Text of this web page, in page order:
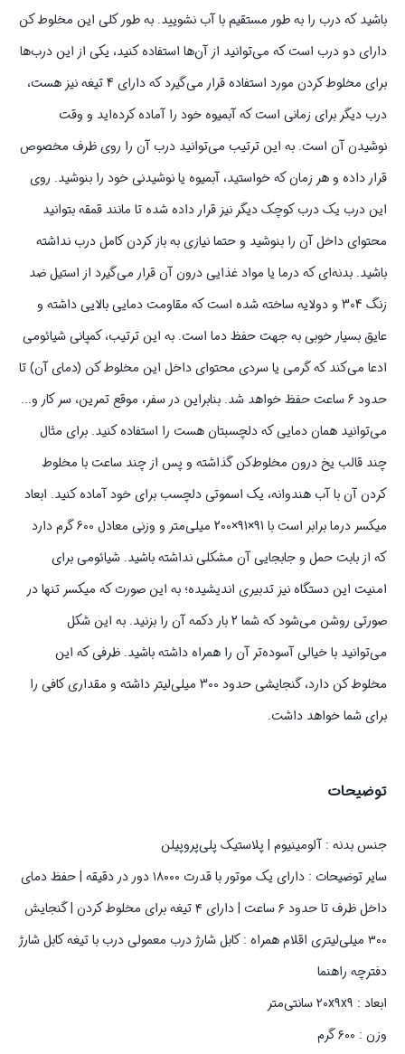
حفظ
دمای
6
ساعته،
فلزی
4
پر
و
شارژ
USB
عدد
باشید که درب را به طور مستقیم با آب نشویید. به طور کلی این مخلوط کن
دارای دو درب است که می‌توانید از آن‌ها استفاده کنید، یکی از این درب‌ها
برای مخلوط کردن مورد استفاده قرار می‌گیرد که دارای 4 تیغه نیز هست،
درب دیگر برای زمانی است که آبمیوه خود را آماده کرده‌اید و وقت
نوشیدن آن است. به این ترتیب می‌توانید درب آن را روی ظرف مخصوص
قرار داده و هر زمان که خواستید، آبمیوه یا نوشیدنی خود را بنوشید. روی
این درب یک درب کوچک دیگر نیز قرار داده شده تا مانند قمقه بتوانید
محتوای داخل آن را بنوشید و حتما نیازی به باز کردن کامل درب نداشته
باشید. بدنه‌ای که درما یا مواد غذایی درون آن قرار می‌گیرد از استیل ضد
زنگ 304 و دولایه ساخته شده است که مقاومت دمایی بالایی داشته و
عایق بسیار خوبی به جهت حفظ دما است. به این ترتیب، کمپانی شیائومی
ادعا می‌کند که گرمی یا سردی محتوای داخل این مخلوط کن (دمای آن) تا
حدود 6 ساعت حفظ خواهد شد. بنابراین در سفر، موقع تمرین، سر کار و...
می‌توانید همان دمایی که دلچسبتان هست را استفاده کنید. برای مثال
چند قالب یخ درون مخلوط‌کن گذاشته و پس از چند ساعت با مخلوط
کردن آن با آب هندوانه، یک اسموتی دلچسب برای خود آماده کنید. ابعاد
میکسر درما برابر است با 91×91×200 میلی‌متر و وزنی معادل 600 گرم دارد
که از بابت حمل و جابجایی آن مشکلی نداشته باشید. شیائومی برای
امنیت این دستگاه نیز تدبیری اندیشیده؛ به این صورت که میکسر تنها در
صورتی روشن می‌شود که شما 2 بار دکمه آن را بزنید. به این شکل
می‌توانید با خیالی آسوده‌تر آن را همراه داشته باشید. ظرفی که این
مخلوط کن دارد، گنجایشی حدود 300 میلی‌لیتر داشته و مقداری کافی را
برای شما خواهد داشت.
توضیحات
جنس بدنه : آلومینیوم | پلاستیک پلی‌پروپیلن
سایر توضیحات : دارای یک موتور با قدرت ۱۸۰۰۰ دور در دقیقه | حفظ دمای
داخل ظرف تا حدود ۶ ساعت | دارای ۴ تیغه برای مخلوط کردن | گنجایش
۳۰۰ میلی‌لیتری اقلام همراه : کابل شارژ درب معمولی درب با تیغه کابل شارژ
دفترچه راهنما
ابعاد : ۲۰x۹x۹ سانتی‌متر
وزن : ۶۰۰ گرم